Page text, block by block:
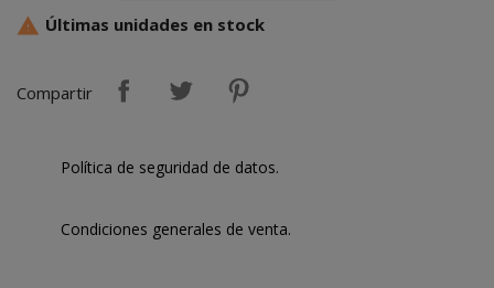
 Últimas unidades en stock
Compartir
Política de seguridad de datos.
Condiciones generales de venta.